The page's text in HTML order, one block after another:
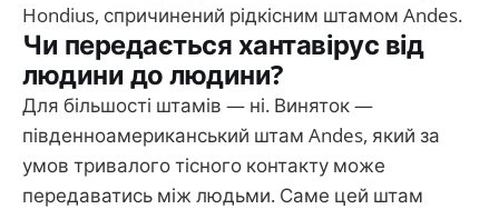
Hondius, спричинений рідкісним штамом Andes.
Чи передається хантавірус від
людини до людини?
Для більшості штамів — ні. Виняток —
південноамериканський штам Andes, який за
умов тривалого тісного контакту може
передаватись між людьми. Саме цей штам